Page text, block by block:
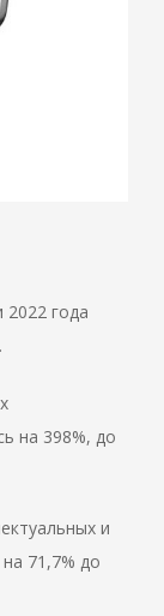
2022 года
на 398%, до
и
71,7% до